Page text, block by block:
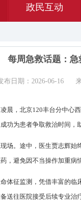
政民互动
每周急救话题：
布日期：2026-06-16
晨，北京120丰台分中心
功为患者争取救治时间，
场。途中，医生贾志辉
，避免因不当操作加重病
体征监测，凭借丰富的
送往医院接受后续专业治